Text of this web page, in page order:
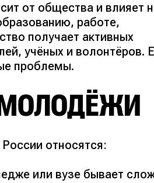
от общества и влияет
работе,
получает активных
учёных и волонтёров.
проблемы.
относятся:
или вузе бывает